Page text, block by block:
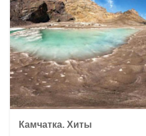
Камчатка. Хиты